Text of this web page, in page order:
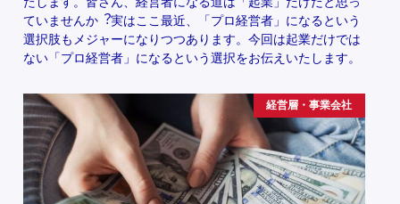
ていませんか︖実はここ最近、「プロ経営者」になるという
選択肢もメジャーになりつつあります。今回は起業だけでは
ない「プロ経営者」になるという選択をお伝えいたします。
経営層・事業会社